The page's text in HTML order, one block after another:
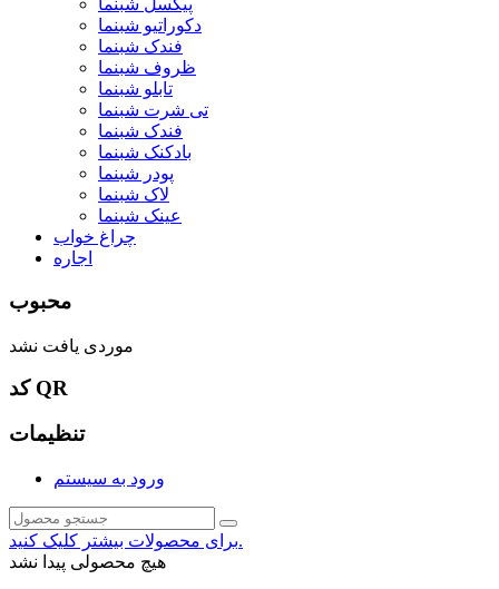
پیکسل شبنما
دکوراتیو شبنما
فندک شبنما
ظروف شبنما
تابلو شبنما
تی شرت شبنما
فندک شبنما
بادکنک شبنما
پودر شبنما
لاک شبنما
عینک شبنما
چراغ خواب
اجاره
محبوب
موردی یافت نشد
کد QR
تنظیمات
ورود به سیستم
برای محصولات بیشتر کلیک کنید.
هیچ محصولی پیدا نشد